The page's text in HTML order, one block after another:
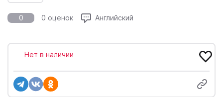
0 0 оценок Английский
Нет в наличии